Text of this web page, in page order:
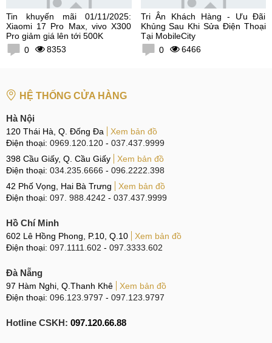
Tin khuyến mãi 01/11/2025:
Xiaomi 17 Pro Max, vivo X300
Pro giảm giá lên tới 500K
0
8353
Tri Ân Khách Hàng - Ưu Đãi
Khủng Sau Khi Sửa Điện Thoại
Tại MobileCity
0
6466
HỆ THỐNG CỬA HÀNG
Hà Nội
120 Thái Hà, Q. Đống Đa
Xem bản đồ
Điện thoại: 0969.120.120 - 037.437.9999
398 Cầu Giấy, Q. Cầu Giấy
Xem bản đồ
Điện thoại: 034.235.6666 - 096.2222.398
42 Phố Vọng, Hai Bà Trưng
Xem bản đồ
Điện thoại: 097. 988.4242 - 037.437.9999
Hồ Chí Minh
602 Lê Hồng Phong, P.10, Q.10
Xem bản đồ
Điện thoại: 097.1111.602 - 097.3333.602
Đà Nẵng
97 Hàm Nghi, Q.Thanh Khê
Xem bản đồ
Điện thoại: 096.123.9797 - 097.123.9797
Hotline CSKH: 097.120.66.88